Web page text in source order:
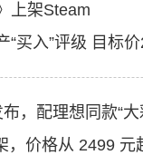
上架Steam
买入”评级 目标
，配理想同款“大
，价格从 2499 元